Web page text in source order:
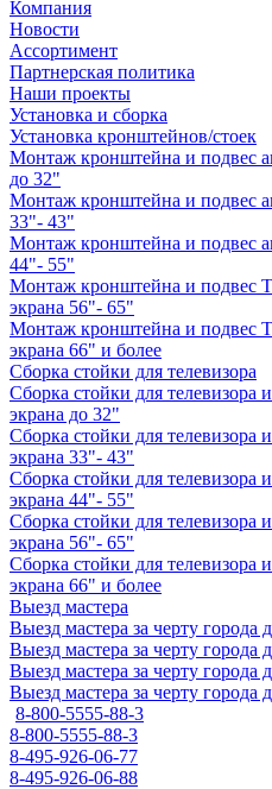
Компания
Новости
Ассортимент
Партнерская политика
Наши проекты
Установка и сборка
Установка кронштейнов/стоек
Монтаж кронштейна и подвес
до 32"
Монтаж кронштейна и подвес
33"- 43"
Монтаж кронштейна и подвес
44"- 55"
Монтаж кронштейна и подвес
экрана 56"- 65"
Монтаж кронштейна и подвес
экрана 66" и более
Сборка стойки для телевизора
Сборка стойки для телевизора
экрана до 32"
Сборка стойки для телевизора
экрана 33"- 43"
Сборка стойки для телевизора
экрана 44"- 55"
Сборка стойки для телевизора
экрана 56"- 65"
Сборка стойки для телевизора
экрана 66" и более
Выезд мастера
Выезд мастера за черту города
Выезд мастера за черту города
Выезд мастера за черту города
Выезд мастера за черту города
8-800-5555-88-3
8-800-5555-88-3
8-495-926-06-77
8-495-926-06-88